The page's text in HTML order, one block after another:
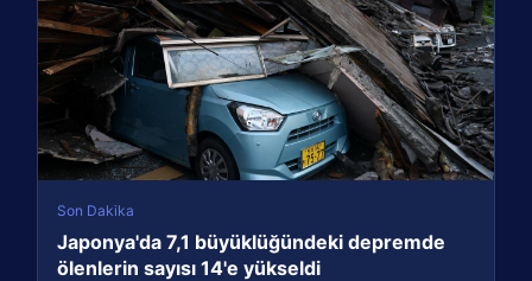
Son Dakika
Japonya'da 7,1 büyüklüğündeki depremde
ölenlerin sayısı 14'e yükseldi